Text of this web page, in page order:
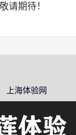
请期待！
上海体验网